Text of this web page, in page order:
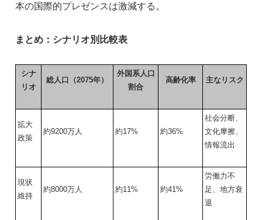
本の国際的プレゼンスは激減する。
まとめ：シナリオ別比較表
シナ
リオ
総人口（2075年）
外国系人口
割合
高齢化率 主なリスク
拡大
政策
約9200万人 約17% 約36%
社会分断、
文化摩擦、
情報流出
現状
維持
約8000万人 約11% 約41%
労働力不
足、地方衰
退